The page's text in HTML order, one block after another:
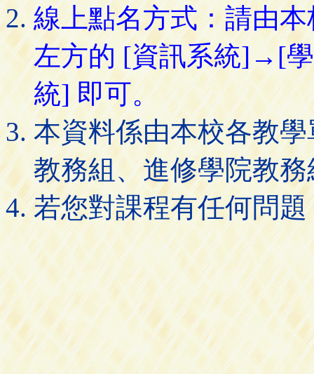
線上點名方式：請由
左方的 [資訊系統]→[
統] 即可。
本資料係由本校各教
教務組、進修學院教
若您對課程有任何問